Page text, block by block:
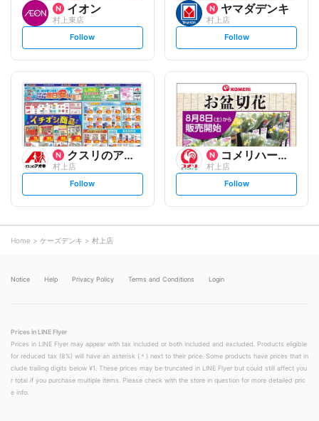
イオン
村上東店
s
t
l
o
w
Follow
ヤマダデンキ
村上店
s
t
l
o
w
Follow
クスリのアオキ
村上店
s
t
o
w
Follow
コメリハード&グリーン
村上店
s
t
Follow
Home ケーズデンキ 村上店
Notice Help Privacy Policy Terms and Conditions Login
Prices in LINE Flyer
Prices in LINE Flyer may appear with tax included or both included and excluded. Products eligible
for reduced tax (8%) will have an asterisk (＊) next to their price. Some products have prices that in
clude trailing digits below ¥1. These prices may be truncated in LINE Flyer but could still affect you
r total if you purchase multiple items. Please check with the store in question for more detailed pric
e info.